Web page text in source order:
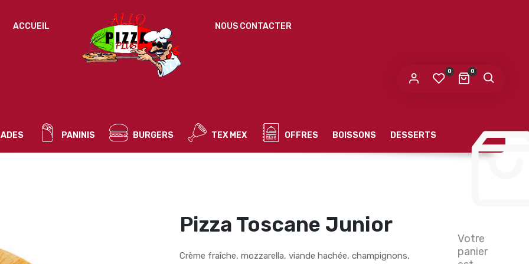
NOUS CONTACTER
ACCUEIL
0
Votre
panier
0
Mot de passe perdu ?
Un mot de passe sera envoyé vers votre adresse
PANINIS BURGERS TEX MEX OFFRES BOISSONS DESSERTS
Pizza Toscane Junior
Crème fraîche, mozzarella, viande hachée, champignons,